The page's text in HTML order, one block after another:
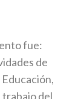
fue:
de
trabajo del